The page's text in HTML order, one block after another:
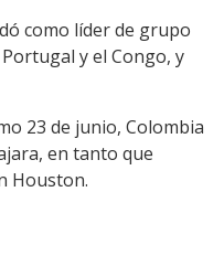
como líder de grupo
y el Congo, y
23 de junio, Colombia
en tanto que
Houston.